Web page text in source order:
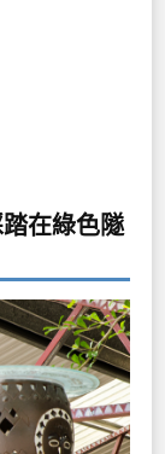
踏在綠色隧